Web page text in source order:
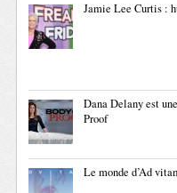
Jamie Lee Curtis :
Dana Delany est
Proof
Le monde d’Ad